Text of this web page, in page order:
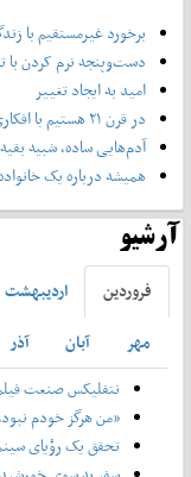
برخورد غیرمستقیم با
دست‌وپنجه نرم کردن با
امید به ایجاد تغییر
در قرن ۲۱ هستیم با افکاری کهنه!
آدم‌هایی ساده، شبیه بقیه
همیشه درباره یک
آرشیو
فروردين ارديبهشت
مهر
آبان آذر
نتفلیکس صنعت
«من هرگز خودم
تحقق یک رؤیای